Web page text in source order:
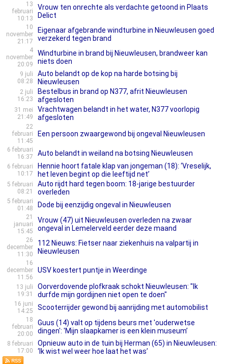
13
februari
10:13
Vrouw ten onrechte als verdachte getoond in Plaats
Delict
10
november
21:17
Eigenaar afgebrande windturbine in Nieuwleusen goed
verzekerd tegen brand
4
november
20:09
Windturbine in brand bij Nieuwleusen, brandweer kan
niets doen
9 juli
08:28
Auto belandt op de kop na harde botsing bij
Nieuwleusen
2 juli
16:23
Bestelbus in brand op N377, afrit Nieuwleusen
afgesloten
31 mei
21:49
Vrachtwagen belandt in het water, N377 voorlopig
afgesloten
22
februari
11:45
Een persoon zwaargewond bij ongeval Nieuwleusen
6 februari
16:37
Auto belandt in weiland na botsing Nieuwleusen
6 februari
10:17
Hennie hoort fatale klap van jongeman (18): ‘Vreselijk,
het leven begint op die leeftijd net’
5 februari
08:21
Auto rijdt hard tegen boom: 18-jarige bestuurder
overleden
5 februari
01:48
Dode bij eenzijdig ongeval in Nieuwleusen
21
januari
15:45
Vrouw (47) uit Nieuwleusen overleden na zwaar
ongeval in Lemelerveld eerder deze maand
26
december
11:30
112 Nieuws: Fietser naar ziekenhuis na valpartij in
Nieuwleusen
16
december
11:56
USV koestert puntje in Weerdinge
13 juli
19:31
Oorverdovende plofkraak schokt Nieuwleusen: "Ik
durfde mijn gordijnen niet open te doen"
16 juni
14:25
Scooterrijder gewond bij aanrijding met automobilist
18
februari
20:00
Guus (14) valt op tijdens beurs met 'ouderwetse
dingen': 'Mijn slaapkamer is een klein museum’
8 februari
17:00
Opnieuw auto in de tuin bij Herman (65) in Nieuwleu­sen:
‘Ik wist wel weer hoe laat het was’